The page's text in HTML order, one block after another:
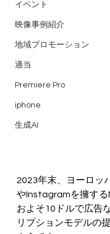
イベント
映像事例紹介
地域プロモーション
適当
Premiere Pro
iphone
生成AI
2023年末、ヨーロッ
やInstagramを擁する
およそ10ドルで広告
リプションモデルの